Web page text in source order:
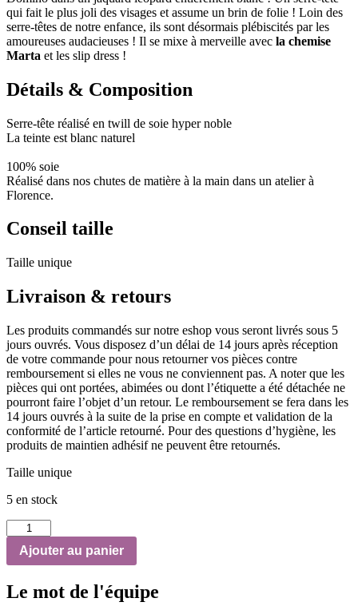
qui fait le plus joli des visages et assume un brin de folie ! Loin des
serre-têtes de notre enfance, ils sont désormais plébiscités par les
amoureuses audacieuses ! Il se mixe à merveille avec la chemise
Marta et les slip dress !
Détails & Composition
Serre-tête réalisé en twill de soie hyper noble
La teinte est blanc naturel
100% soie
Réalisé dans nos chutes de matière à la main dans un atelier à
Florence.
Conseil taille
Taille unique
Livraison & retours
Les produits commandés sur notre eshop vous seront livrés sous 5
jours ouvrés. Vous disposez d’un délai de 14 jours après réception
de votre commande pour nous retourner vos pièces contre
remboursement si elles ne vous ne conviennent pas. A noter que les
pièces qui ont portées, abimées ou dont l’étiquette a été détachée ne
pourront faire l’objet d’un retour. Le remboursement se fera dans les
14 jours ouvrés à la suite de la prise en compte et validation de la
conformité de l’article retourné. Pour des questions d’hygiène, les
produits de maintien adhésif ne peuvent être retournés.
Taille unique
5 en stock
quantité
de
Domino
Jaquard
Léopard
Blanc
Ajouter au panier
Le mot de l'équipe